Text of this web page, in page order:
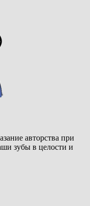
авторства при
зубы в целости и